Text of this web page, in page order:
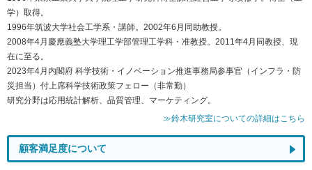
学）取得。
1996年筑波大学社会工学系・講師。2002年6月同助教授。
2008年4月慶應義塾大学理工学部管理工学科・准教授。2011年4月同教授、現
在に至る。
2023年4月内閣府 科学技術・イノベーション推進事務局参事官（インフラ・防
災担当）付上席科学技術政策フェロー（非常勤）
研究分野は応用統計解析、品質管理、マーケティング。
≫鈴木研究室についての詳細はこちら
顧客満足度について